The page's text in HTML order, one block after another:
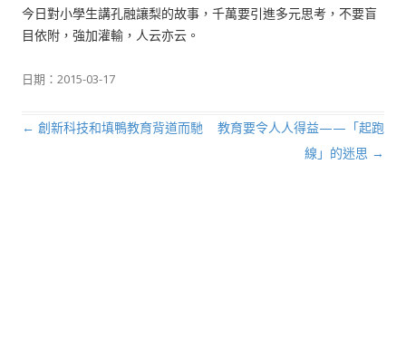
今日對小學生講孔融讓梨的故事，千萬要引進多元思考，不要盲
目依附，強加灌輸，人云亦云。
日期： 2015-03-17
文章導航列
← 創新科技和填鴨教育背道而馳
教育要令人人得益——「起跑
線」的迷思 →